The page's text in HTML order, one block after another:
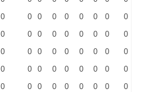
0 0 0 0 0 0 0 0
0
0 0 0 0 0 0 0 0
0
0 0 0 0 0 0 0 0
0
0 0 0 0 0 0 0 0
0
0 0 0 0 0 0 0 0
0